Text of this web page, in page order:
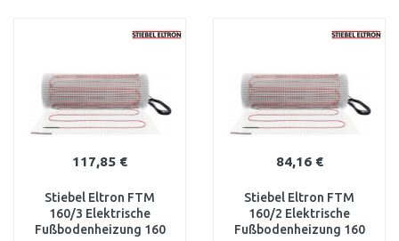
117,85 €
Stiebel Eltron FTM
160/3 Elektrische
Fußbodenheizung 160
84,16 €
Stiebel Eltron FTM
160/2 Elektrische
Fußbodenheizung 160